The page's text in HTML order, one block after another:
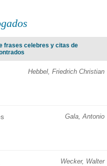
frases celebres y citas de
Hebbel, Friedrich Christian
Gala, Antonio
Wecker, Walter